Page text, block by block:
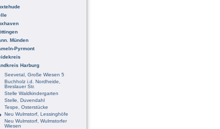
Münden
Pyrmont
Harburg
Seevetal, Große Wiesen 5
Buchholz i.d. Nordheide,
Breslauer Str.
Stelle Waldkindergarten
Stelle, Duvendahl
Tespe, Osterstücke
Neu Wulmstorf, Lessinghöfe
Neu Wulmstorf, Wulmstorfer
Wiesen